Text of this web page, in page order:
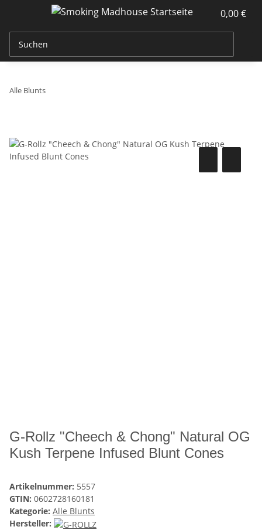
0,00 €
Alle Blunts
G-Rollz "Cheech & Chong" Natural OG
Kush Terpene Infused Blunt Cones
Artikelnummer: 5557
GTIN: 0602728160181
Kategorie: Alle Blunts
Hersteller: